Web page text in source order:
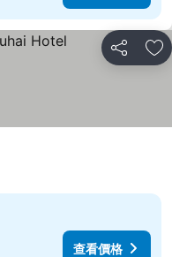
分享 放
查看價格